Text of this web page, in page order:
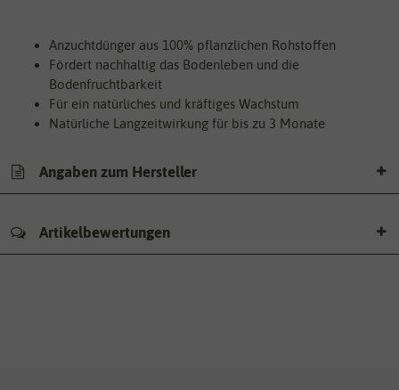
Anzuchtdünger aus 100% pflanzlichen Rohstoffen
Fördert nachhaltig das Bodenleben und die
Bodenfruchtbarkeit
Für ein natürliches und kräftiges Wachstum
Natürliche Langzeitwirkung für bis zu 3 Monate
Angaben zum Hersteller
Artikelbewertungen